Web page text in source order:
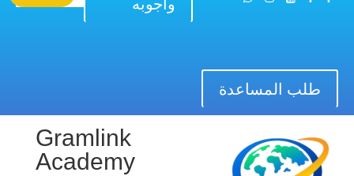
طلب المساعدة
Gramlink
Academy